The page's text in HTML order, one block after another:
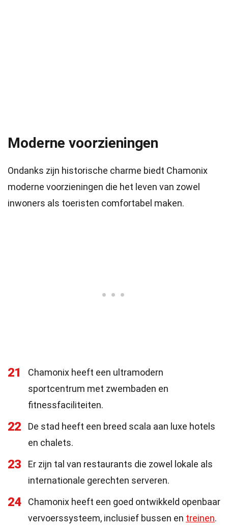
Moderne voorzieningen
Ondanks zijn historische charme biedt Chamonix
moderne voorzieningen die het leven van zowel
inwoners als toeristen comfortabel maken.
21
Chamonix heeft een ultramodern
sportcentrum met zwembaden en
fitnessfaciliteiten.
22
De stad heeft een breed scala aan luxe hotels
en chalets.
23
Er zijn tal van restaurants die zowel lokale als
internationale gerechten serveren.
24
Chamonix heeft een goed ontwikkeld openbaar
vervoerssysteem, inclusief bussen en treinen.